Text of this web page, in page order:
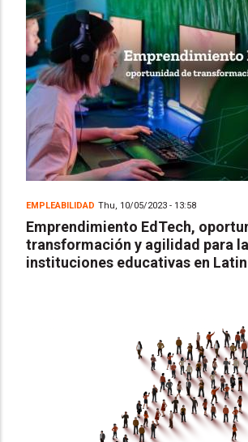
EMPLEABILIDAD Thu, 10/05/2023 - 13:58
Emprendimiento EdTech,
transformación y agilidad para
instituciones educativas en